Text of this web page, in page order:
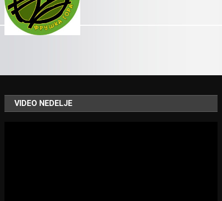
VIDEO NEDELJE